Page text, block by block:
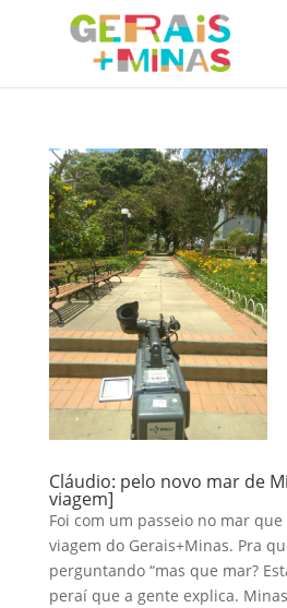
Cláudio: pelo novo mar de
viagem]
Foi com um passeio no mar
viagem do Gerais+Minas. Pra
perguntando “mas que mar?
peraí que a gente explica.